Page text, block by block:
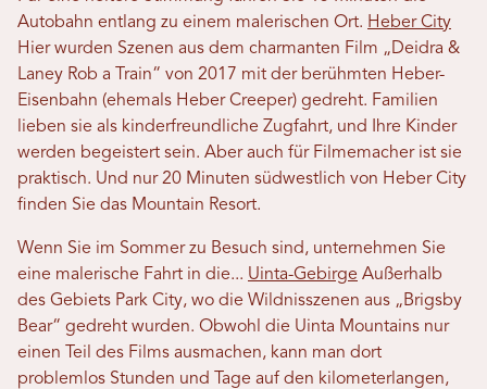
Autobahn entlang zu einem malerischen Ort. Heber City
Hier wurden Szenen aus dem charmanten Film „Deidra &
Laney Rob a Train“ von 2017 mit der berühmten Heber-
Eisenbahn (ehemals Heber Creeper) gedreht. Familien
lieben sie als kinderfreundliche Zugfahrt, und Ihre Kinder
werden begeistert sein. Aber auch für Filmemacher ist sie
praktisch. Und nur 20 Minuten südwestlich von Heber City
finden Sie das Mountain Resort.
Wenn Sie im Sommer zu Besuch sind, unternehmen Sie
eine malerische Fahrt in die... Uinta-Gebirge Außerhalb
des Gebiets Park City, wo die Wildnisszenen aus „Brigsby
Bear“ gedreht wurden. Obwohl die Uinta Mountains nur
einen Teil des Films ausmachen, kann man dort
problemlos Stunden und Tage auf den kilometerlangen,